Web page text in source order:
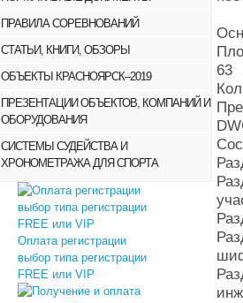
ПРАВИЛА СОРЕВНОВАНИЙ
СТАТЬИ, КНИГИ, ОБЗОРЫ
ОБЪЕКТЫ КРАСНОЯРСК–2019
ПРЕЗЕНТАЦИИ ОБЪЕКТОВ, КОМПАНИЙ И
ОБОРУДОВАНИЯ
СИСТЕМЫ СУДЕЙСТВА И
ХРОНОМЕТРАЖА ДЛЯ СПОРТА
Оплата регистрации
выбор типа регистрации
FREE или VIP
63